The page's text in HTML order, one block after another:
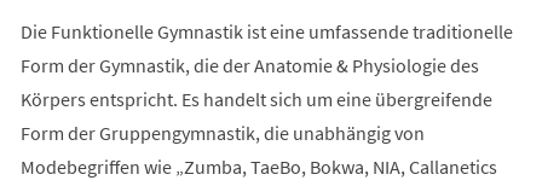
Die Funktionelle Gymnastik ist eine umfassende traditionelle
Form der Gymnastik, die der Anatomie & Physiologie des
Körpers entspricht. Es handelt sich um eine übergreifende
Form der Gruppengymnastik, die unabhängig von
Modebegriffen wie „Zumba, TaeBo, Bokwa, NIA, Callanetics